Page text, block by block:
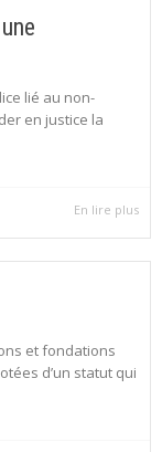
lié au non-
en justice la
En lire plus
et fondations
d’un statut qui